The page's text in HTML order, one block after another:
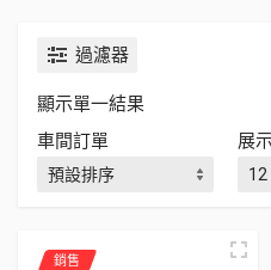
過濾器
顯示單一結果
車間訂單
展
銷售